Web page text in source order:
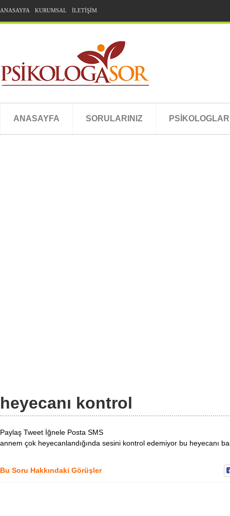
ANASAYFA KURUMSAL İLETİŞİM
ANASAYFA SORULARINIZ
heyecanı kontrol
Paylaş Tweet İğnele Posta SMS
annem çok heyecanlandığında sesini kontrol edemiyor bu heyecanı
Bu Soru Hakkındaki Görüşler